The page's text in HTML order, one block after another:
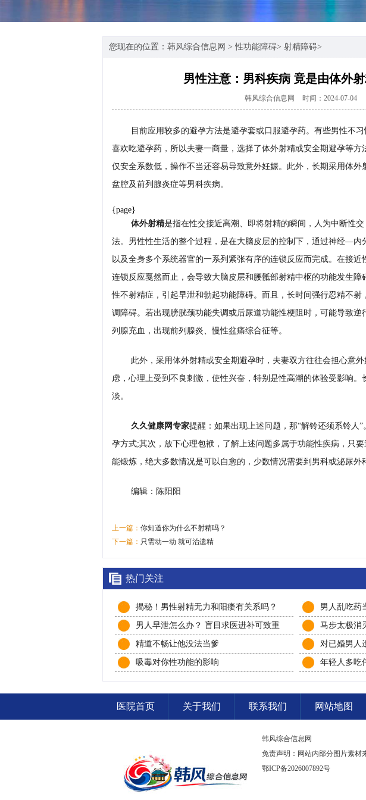
您现在的位置： 韩风综合信息网 >性功能障碍> 射精障碍>
男性注意：男科疾病 竟是由体外
韩风综合信息网 时间：2024-07-04
目前应用较多的避孕方法是避孕套或口服避孕药。有些男性不
喜欢吃避孕药，所以夫妻一商量，选择了体外射精或安全期避孕等方
仅安全系数低，操作不当还容易导致意外妊娠。此外，长期采用体外
盆腔及前列腺炎症等男科疾病。
{page}
体外射精是指在性交接近高潮、即将射精的瞬间，人为中断性
法。男性性生活的整个过程，是在大脑皮层的控制下，通过神经—内
以及全身多个系统器官的一系列紧张有序的连锁反应而完成。在接近
连锁反应戛然而止，会导致大脑皮层和腰骶部射精中枢的功能发生障
性不射精症，引起早泄和勃起功能障碍。而且，长时间强行忍精不射
调障碍。若出现膀胱颈功能失调或后尿道功能性梗阻时，可能导致逆
列腺充血，出现前列腺炎、慢性盆痛综合征等。
此外，采用体外射精或安全期避孕时，夫妻双方往往会担心意
虑，心理上受到不良刺激，使性兴奋，特别是性高潮的体验受影响
淡。
久久健康网专家提醒：如果出现上述问题，那“解铃还须系铃人
孕方式;其次，放下心理包袱，了解上述问题多属于功能性疾病，只
能锻炼，绝大多数情况是可以自愈的，少数情况需要到男科或泌尿外
编辑：陈阳阳
上一篇： 你知道你为什么不射精吗？
下一篇： 只需动一动 就可治遗精
热门关注
揭秘！男性射精无力和阳痿有关系吗？ 男人乱吃药
男人早泄怎么办？ 盲目求医进补可致重
度早泄
马步太极消
精道不畅让他没法当爹 对已婚男人
吸毒对你性功能的影响 年轻人多吃
医院首页 关于我们 联系我们 网站地图
韩风综合信息网
免责声明：网站内部分图片素材
鄂ICP备2026007892号